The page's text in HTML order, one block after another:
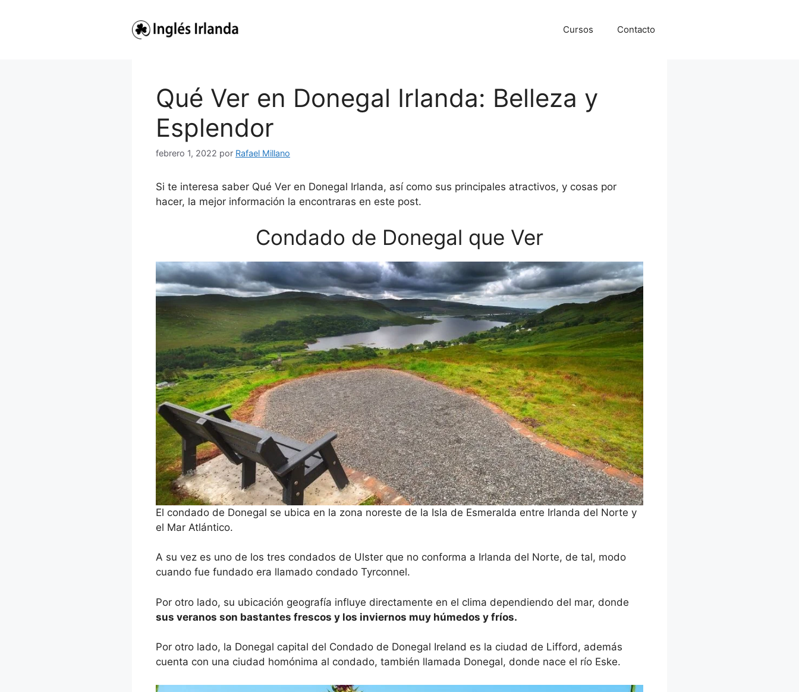
Cursos Contacto
Qué Ver en Donegal Irlanda: Belleza y
Esplendor
febrero 1, 2022 por Rafael Millano
Si te interesa saber Qué Ver en Donegal Irlanda, así como sus principales atractivos, y cosas por
hacer, la mejor información la encontraras en este post.
Condado de Donegal que Ver
El condado de Donegal se ubica en la zona noreste de la Isla de Esmeralda entre Irlanda del Norte y
el Mar Atlántico.
A su vez es uno de los tres condados de Ulster que no conforma a Irlanda del Norte, de tal, modo
cuando fue fundado era llamado condado Tyrconnel.
Por otro lado, su ubicación geografía influye directamente en el clima dependiendo del mar, donde
sus veranos son bastantes frescos y los inviernos muy húmedos y fríos.
Por otro lado, la Donegal capital del Condado de Donegal Ireland es la ciudad de Lifford, además
cuenta con una ciudad homónima al condado, también llamada Donegal, donde nace el río Eske.